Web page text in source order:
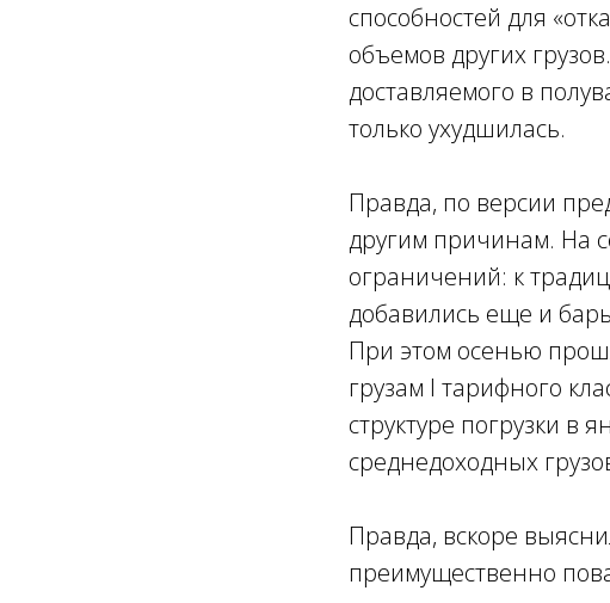
способностей для
объемов других
доставляемого в
только ухудшилась.
Правда, по версии
другим причинам. На
ограничений: к
добавились еще и
При этом осенью
грузам I тарифного
структуре погрузки в
среднедоходных
Правда, вскоре
преимущественно